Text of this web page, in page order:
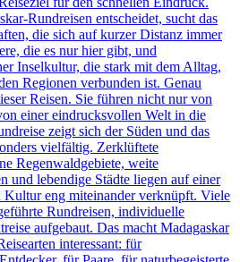
Rundreisen entscheidet, sucht das
die sich auf kurzer Distanz immer
die es nur hier gibt, und
Inselkultur, die stark mit dem Alltag,
Regionen verbunden ist. Genau
Reisen. Sie führen nicht nur von
einer eindrucksvollen Welt in die
zeigt sich der Süden und das
vielfältig. Zerklüftete
Regenwaldgebiete, weite
und lebendige Städte liegen auf einer
Kultur eng miteinander verknüpft. Viele
Rundreisen, individuelle
aufgebaut. Das macht Madagaskar
interessant: für